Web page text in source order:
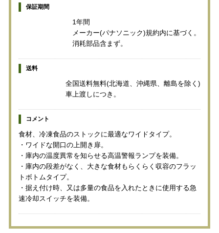
保証期間
1年間
メーカー(パナソニック)規約内に基づく。
消耗部品含まず。
送料
全国送料無料(北海道、沖縄県、離島を除く)
車上渡しにつき。
コメント
食材、冷凍食品のストックに最適なワイドタイプ。
・ワイドな開口の上開き扉。
・庫内の温度異常を知らせる高温警報ランプを装備。
・庫内の段差がなく、大きな食材もらくらく収容のフラッ
トボトムタイプ。
・据え付け時、又は多量の食品を入れたときに使用する急
速冷却スイッチを装備。